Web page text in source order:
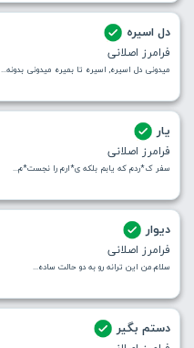
دل اسیره
فرامرز اصلانی
میدونی دل اسیره, اسیره تا بمیره میدونی بدونه...
یار
فرامرز اصلانی
سفر ک*ردم که یابم بلکه ی*ارم را نجست*م...
دیوار
فرامرز اصلانی
سلام.من این ترانه رو به دو حالت ساده...
دستم بگیر